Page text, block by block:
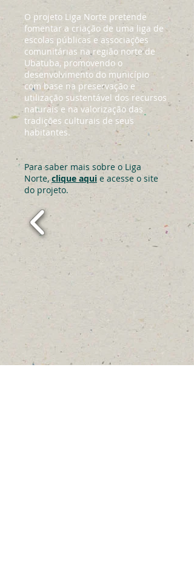
O projeto Liga Norte pretende
fomentar a criação de uma liga de
escolas públicas e associações
comunitárias na região norte de
Ubatuba, promovendo o
desenvolvimento do município
com base na preservação e
utilização sustentável dos recursos
naturais e na valorização das
tradições culturais de seus
habitantes.
Para saber mais sobre o Liga
Norte,clique aqui e acesse o site
do projeto.